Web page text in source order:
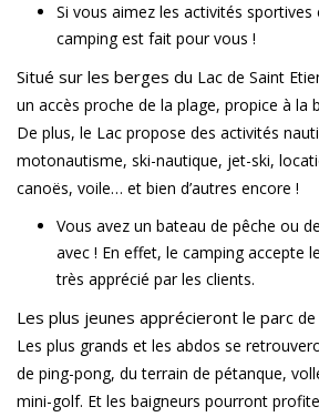
Si vous aimez les activités sportives
camping est fait pour vous !
Situé sur les berges du Lac de Saint
un accès proche de la plage, propice à la
De plus, le Lac propose des activités
motonautisme, ski-nautique, jet-ski,
canoës, voile… et bien d’autres encore !
Vous avez un bateau de pêche ou
avec ! En effet, le camping accepte
très apprécié par les clients.
Les plus jeunes apprécieront le parc
Les plus grands et les abdos se
de ping-pong, du terrain de pétanque,
mini-golf. Et les baigneurs pourront